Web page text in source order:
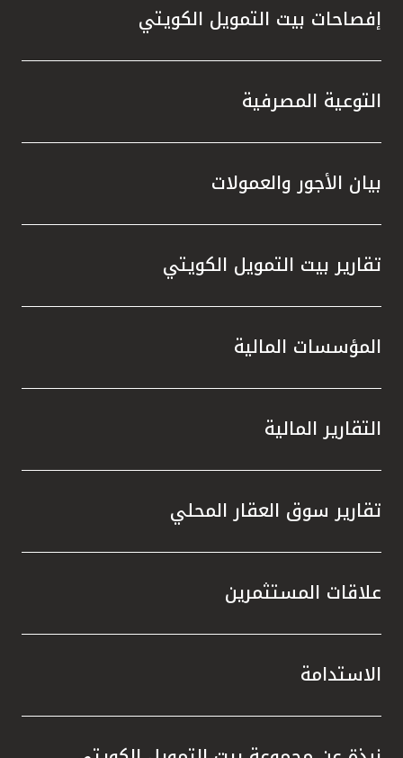
إفصاحات بيت التمويل الكويتي
التوعية المصرفية
بيان الأجور والعمولات
تقارير بيت التمويل الكويتي
المؤسسات المالية
التقارير المالية
تقارير سوق العقار المحلي
علاقات المستثمرين
الاستدامة